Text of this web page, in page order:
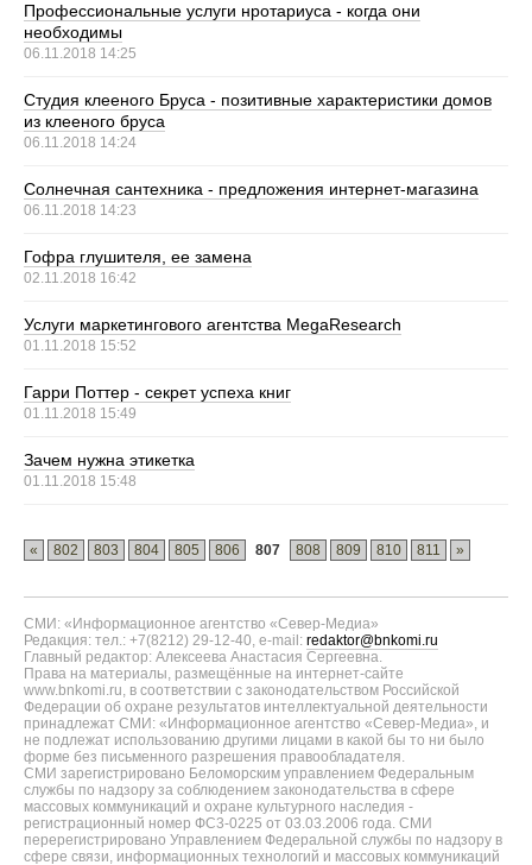
Профессиональные услуги нротариуса - когда они
необходимы
06.11.2018 14:25
Студия клееного Бруса - позитивные характеристики домов
из клееного бруса
06.11.2018 14:24
Солнечная сантехника - предложения интернет-магазина
06.11.2018 14:23
Гофра глушителя, ее замена
02.11.2018 16:42
Услуги маркетингового агентства MegaResearch
01.11.2018 15:52
Гарри Поттер - секрет успеха книг
01.11.2018 15:49
Зачем нужна этикетка
01.11.2018 15:48
« 802 803 804 805 806 807 808 809 810 811 »
СМИ: «Информационное агентство «Север-Медиа»
Редакция: тел.: +7(8212) 29-12-40, e-mail: redaktor@bnkomi.ru
Главный редактор: Алексеева Анастасия Сергеевна.
Права на материалы, размещённые на интернет-сайте
www.bnkomi.ru, в соответствии с законодательством Российской
Федерации об охране результатов интеллектуальной деятельности
принадлежат СМИ: «Информационное агентство «Север-Медиа», и
не подлежат использованию другими лицами в какой бы то ни было
форме без письменного разрешения правообладателя.
СМИ зарегистрировано Беломорским управлением Федеральным
службы по надзору за соблюдением законодательства в сфере
массовых коммуникаций и охране культурного наследия -
регистрационный номер ФС3-0225 от 03.03.2006 года. СМИ
перерегистрировано Управлением Федеральной службы по надзору в
сфере связи, информационных технологий и массовых коммуникаций